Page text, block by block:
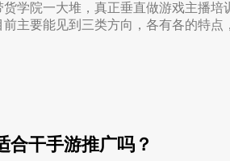
货学院一大堆，真正垂直做游戏主播培
前主要能见到三类方向，各有各的特点
合干手游推广吗？